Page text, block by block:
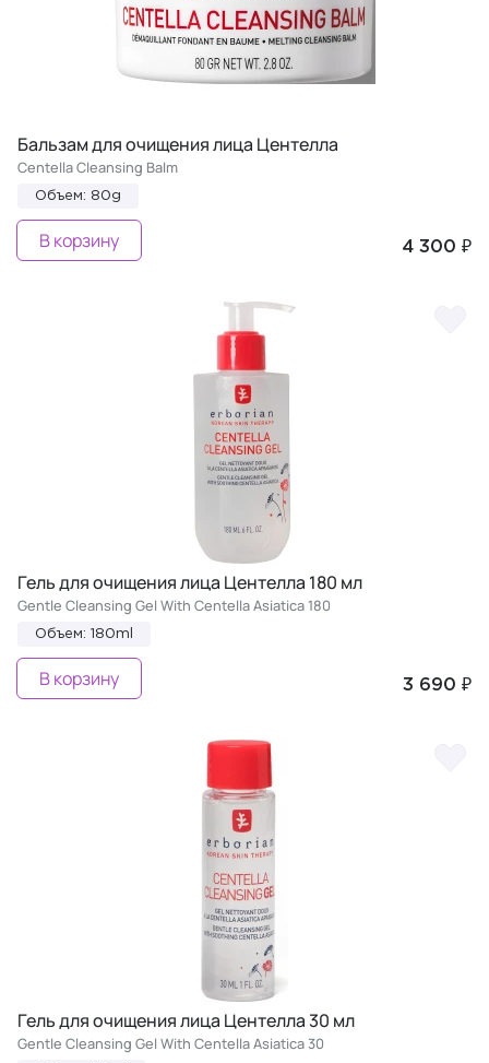
Бальзам для очищения лица Центелла
Centella Cleansing Balm
Объем: 80g
4 300 ₽
В корзину
Гель для очищения лица Центелла 180 мл
Gentle Cleansing Gel With Centella Asiatica 180
Объем: 180ml
3 690 ₽
В корзину
Гель для очищения лица Центелла 30 мл
Gentle Cleansing Gel With Centella Asiatica 30